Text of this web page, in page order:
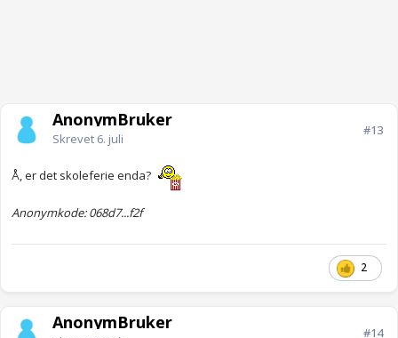
AnonymBruker
Skrevet 6. juli
#13
Å, er det skoleferie enda?
Anonymkode: 068d7...f2f
2
AnonymBruker #14